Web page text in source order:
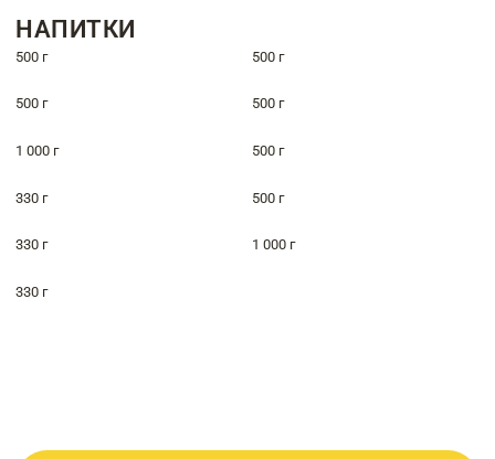
НАПИТКИ
500 г 500 г
500 г 500 г
1 000 г 500 г
330 г 500 г
330 г 1 000 г
330 г